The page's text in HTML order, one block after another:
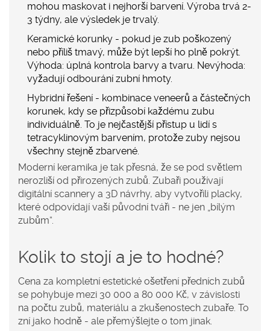
mohou maskovat i nejhorší barvení. Výroba trvá 2-
3 týdny, ale výsledek je trvalý.
Keramické korunky - pokud je zub poškozený
nebo příliš tmavý, může být lepší ho plně pokrýt.
Výhoda: úplná kontrola barvy a tvaru. Nevýhoda:
vyžadují odbourání zubní hmoty.
Hybridní řešení - kombinace veneerů a částečných
korunek, kdy se přizpůsobí každému zubu
individuálně. To je nejčastější přístup u lidí s
tetracyklinovým barvením, protože zuby nejsou
všechny stejně zbarvené.
Moderní keramika je tak přesná, že se pod světlem
nerozliší od přirozených zubů. Zubaři používají
digitální scannery a 3D návrhy, aby vytvořili placky,
které odpovídají vaší původní tváři - ne jen „bílým
zubům“.
Kolik to stojí a je to hodné?
Cena za kompletní estetické ošetření předních zubů
se pohybuje mezi 30 000 a 80 000 Kč, v závislosti
na počtu zubů, materiálu a zkušenostech zubaře. To
zní jako hodně - ale přemýšlejte o tom jinak.